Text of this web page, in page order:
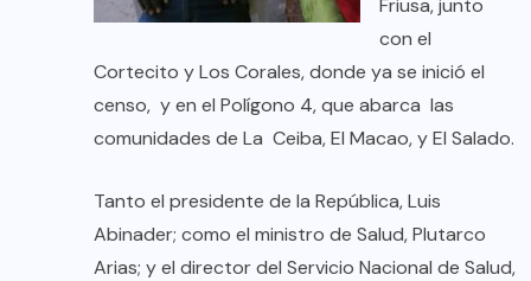
con el
Cortecito y Los Corales, donde ya se inició el
censo, y en el Polígono 4, que abarca las
comunidades de La Ceiba, El Macao, y El Salado.
Tanto el presidente de la República, Luis
Abinader; como el ministro de Salud, Plutarco
Arias; y el director del Servicio Nacional de Salud,